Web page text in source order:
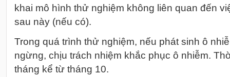
khai mô hình thử nghiệm không liên quan đến
sau này (nếu có).
Trong quá trình thử nghiệm, nếu phát sinh ô
ngừng, chịu trách nhiệm khắc phục ô nhiễm.
tháng kể từ tháng 10.